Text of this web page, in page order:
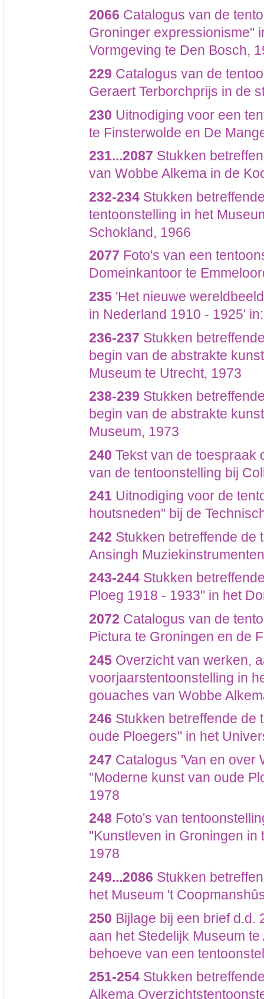
2066 Catalogus van de
Groninger expressionisme"
Vormgeving te Den Bosch,
229 Catalogus van de
Geraert Terborchprijs in de
230 Uitnodiging voor een
te Finsterwolde en De
231...2087 Stukken
van Wobbe Alkema in de
232-234Stukken
tentoonstelling in het
Schokland, 1966
2077 Foto's van een
Domeinkantoor te
235'Het nieuwe
in Nederland 1910 - 1925'
236-237 Stukken
begin van de abstrakte
Museum te Utrecht, 1973
238-239 Stukken
begin van de abstrakte
Museum, 1973
240 Tekst van de toespraak
van de tentoonstelling bij
241Uitnodiging voor de
houtsneden" bij de
242 Stukken betreffende de
Ansingh
243-244Stukken
Ploeg 1918 - 1933" in het
2072 Catalogus van de
Pictura te Groningen en de
245Overzicht van werken,
voorjaarstentoonstelling in
gouaches van Wobbe
246 Stukken betreffende de
oude Ploegers" in het
247 Catalogus 'Van en over
"Moderne kunst van oude
1978
248 Foto's van
"Kunstleven in Groningen in
1978
249...2086 Stukken
het Museum 't
250 Bijlage bij een brief d.d.
aan het Stedelijk Museum
behoeve van een
251-254Stukken
Alkema